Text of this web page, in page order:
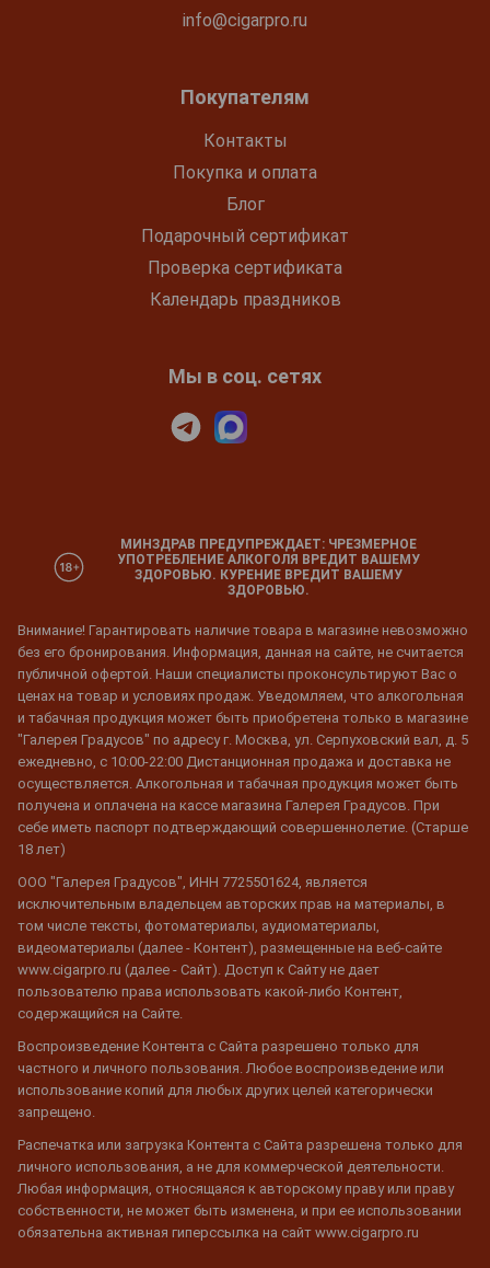
info@cigarpro.ru
Покупателям
Контакты
Покупка и оплата
Блог
Подарочный сертификат
Проверка сертификата
Календарь праздников
Мы в соц. сетях
МИНЗДРАВ ПРЕДУПРЕЖДАЕТ: ЧРЕЗМЕРНОЕ
УПОТРЕБЛЕНИЕ АЛКОГОЛЯ ВРЕДИТ ВАШЕМУ
ЗДОРОВЬЮ. КУРЕНИЕ ВРЕДИТ ВАШЕМУ
ЗДОРОВЬЮ.
Внимание! Гарантировать наличие товара в магазине невозможно
без его бронирования. Информация, данная на сайте, не считается
публичной офертой. Наши специалисты проконсультируют Вас о
ценах на товар и условиях продаж. Уведомляем, что алкогольная
и табачная продукция может быть приобретена только в магазине
"Галерея Градусов" по адресу г. Москва, ул. Серпуховский вал, д. 5
ежедневно, с 10:00-22:00 Дистанционная продажа и доставка не
осуществляется. Алкогольная и табачная продукция может быть
получена и оплачена на кассе магазина Галерея Градусов. При
себе иметь паспорт подтверждающий совершеннолетие. (Старше
18 лет)
ООО "Галерея Градусов", ИНН 7725501624, является
исключительным владельцем авторских прав на материалы, в
том числе тексты, фотоматериалы, аудиоматериалы,
видеоматериалы (далее - Контент), размещенные на веб-сайте
www.cigarpro.ru (далее - Сайт). Доступ к Сайту не дает
пользователю права использовать какой-либо Контент,
содержащийся на Сайте.
Воспроизведение Контента с Сайта разрешено только для
частного и личного пользования. Любое воспроизведение или
использование копий для любых других целей категорически
запрещено.
Распечатка или загрузка Контента с Сайта разрешена только для
личного использования, а не для коммерческой деятельности.
Любая информация, относящаяся к авторскому праву или праву
собственности, не может быть изменена, и при ее использовании
обязательна активная гиперссылка на сайт www.cigarpro.ru